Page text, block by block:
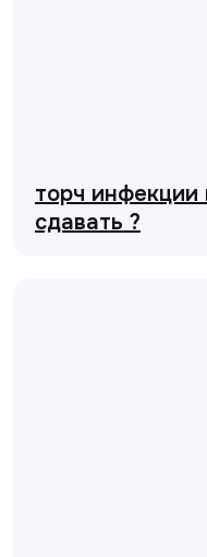
торч инфекции
сдавать ?